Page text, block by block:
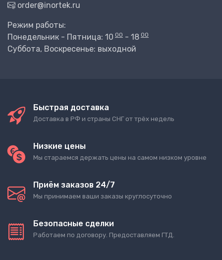
order@inortek.ru
Режим работы:
Понедельник - Пятница: 10 00 - 18 00
Суббота, Воскресенье: выходной
Быстрая доставка
Доставка в РФ и страны СНГ от трёх недель
Низкие цены
Мы стараемся держать цены на самом низком уровне
Приём заказов 24/7
Мы принимаем ваши заказы круглосуточно
Безопасные сделки
Работаем по договору. Предоставляем ГТД.